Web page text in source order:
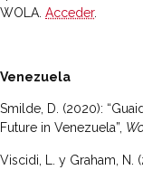
WOLA. Acceder.
Venezuela
Smilde, D. (2020):
Future in Venezuela”,
Viscidi, L. y Graham, N.